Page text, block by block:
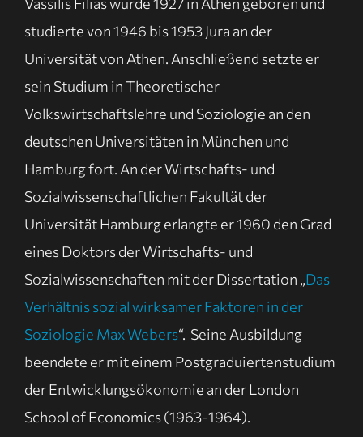
studierte von 1946 bis 1953 Jura an der
Universität von Athen. Anschließend setzte er
sein Studium in Theoretischer
Volkswirtschaftslehre und Soziologie an den
deutschen Universitäten in München und
Hamburg fort. An der Wirtschafts- und
Sozialwissenschaftlichen Fakultät der
Universität Hamburg erlangte er 1960 den Grad
eines Doktors der Wirtschafts- und
Sozialwissenschaften mit der Dissertation „Das
Verhältnis sozial wirksamer Faktoren in der
Soziologie Max Webers“. Seine Ausbildung
beendete er mit einem Postgraduiertenstudium
der Entwicklungsökonomie an der London
School of Economics (1963-1964).